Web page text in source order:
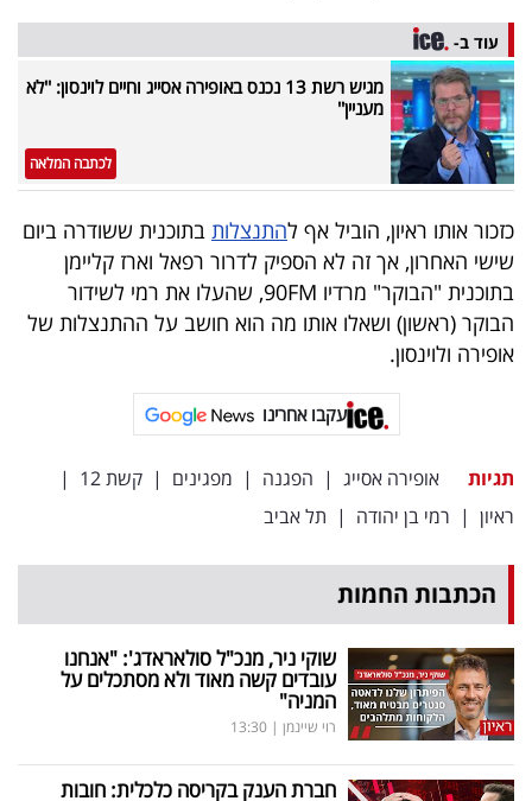
ניוזלטרים
מייל
אדום
פרסמו
באייס
עוד ב-
מגיש רשת 13 נכנס באופירה אסייג וחיים לוינסון: ''לא
מעניין''
לכתבה המלאה
כזכור אותו ראיון, הוביל אף להתנצלות בתוכנית ששודרה ביום
שישי האחרון, אך זה לא הספיק לדרור רפאל וארז קליימן
בתוכנית "הבוקר" מרדיו 90FM, שהעלו את רמי לשידור
הבוקר (ראשון) ושאלו אותו מה הוא חושב על ההתנצלות של
אופירה ולוינסון.
עקבו אחרינו
תגיות אופירה אסייג | הפגנה | מפגינים | קשת 12
|
ראיון | רמי בן יהודה | תל אביב
הכתבות החמות
שוקי ניר, מנכ"ל סולאראדג': "אנחנו
עובדים קשה מאוד ולא מסתכלים על
המניה"
רוי שיינמן |
13:30
חברת הענק בקריסה כלכלית: חובות